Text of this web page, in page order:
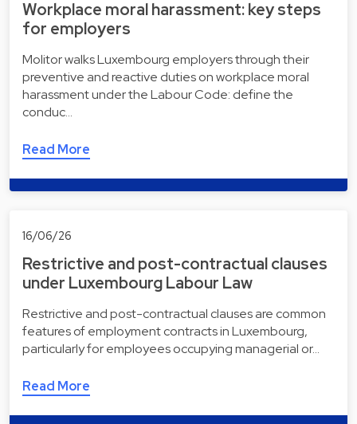
Workplace moral harassment: key steps
for employers
Molitor walks Luxembourg employers through their
preventive and reactive duties on workplace moral
harassment under the Labour Code: define the
conduc…
Read More
16/06/26
Restrictive and post-contractual clauses
under Luxembourg Labour Law
Restrictive and post-contractual clauses are common
features of employment contracts in Luxembourg,
particularly for employees occupying managerial or…
Read More